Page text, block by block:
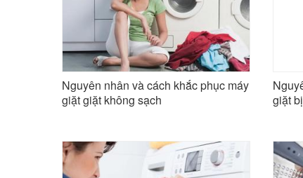
Nguyên nhân và cách khắc phục máy
giặt giặt không sạch
giặt